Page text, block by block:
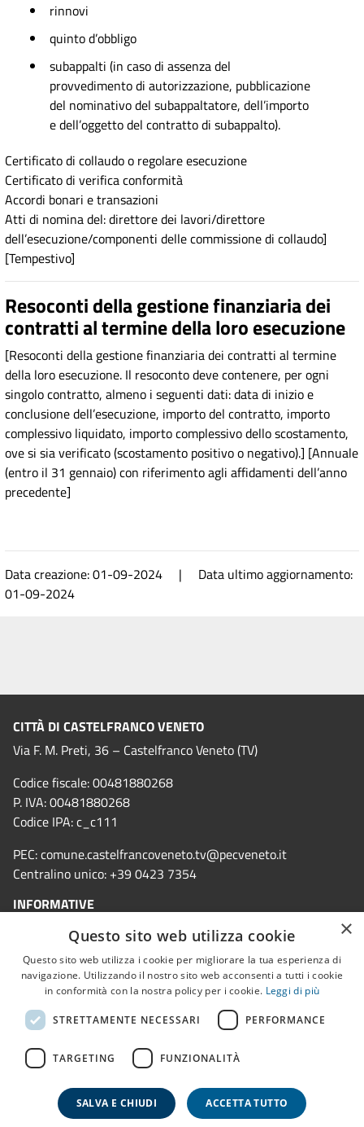
rinnovi
quinto d’obbligo
subappalti (in caso di assenza del
provvedimento di autorizzazione, pubblicazione
del nominativo del subappaltatore, dell’importo
e dell’oggetto del contratto di subappalto).
Certificato di collaudo o regolare esecuzione
Certificato di verifica conformità
Accordi bonari e transazioni
Atti di nomina del: direttore dei lavori/direttore
dell’esecuzione/componenti delle commissione di collaudo]
[Tempestivo]
Resoconti della gestione finanziaria dei
contratti al termine della loro esecuzione
[Resoconti della gestione finanziaria dei contratti al termine
della loro esecuzione. Il resoconto deve contenere, per ogni
singolo contratto, almeno i seguenti dati: data di inizio e
conclusione dell’esecuzione, importo del contratto, importo
complessivo liquidato, importo complessivo dello scostamento,
ove si sia verificato (scostamento positivo o negativo).] [Annuale
(entro il 31 gennaio) con riferimento agli affidamenti dell’anno
precedente]
Data creazione: 01-09-2024 | Data ultimo aggiornamento:
01-09-2024
CITTÀ DI CASTELFRANCO VENETO
Via F. M. Preti, 36 – Castelfranco Veneto (TV)
Codice fiscale: 00481880268
P. IVA: 00481880268
Codice IPA: c_c111
PEC:comune.castelfrancoveneto.tv@pecveneto.it
Centralino unico: +39 0423 7354
INFORMATIVE
Informativa privacy
Cookie Policy
Note legali
Dichiarazione accessibilità
×
Questo sito web utilizza cookie
Questo sito web utilizza i cookie per migliorare la tua esperienza di
navigazione. Utilizzando il nostro sito web acconsenti a tutti i cookie
in conformità con la nostra policy per i cookie. Leggi di più
STRETTAMENTE NECESSARI PERFORMANCE
TARGETING FUNZIONALITÀ
SALVA E CHIUDI ACCETTA TUTTO